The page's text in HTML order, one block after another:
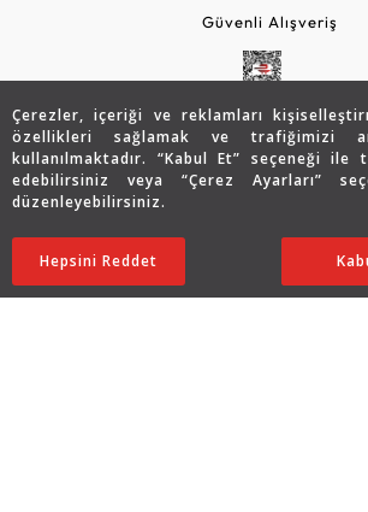
Çerezler, içeriği ve reklamları
özellikleri sağlamak ve trafiğimizi
kullanılmaktadır. “Kabul Et” seçeneği
edebilirsiniz veya “Çerez Ayarları”
düzenleyebilirsiniz.
Hepsini Reddet
Güvenli Alışveriş
Copyright © 2026 Assos Pırlanta - Bu